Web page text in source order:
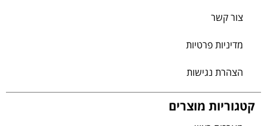
צור קשר
מדיניות פרטיות
הצהרת נגישות
קטגוריות מוצרים